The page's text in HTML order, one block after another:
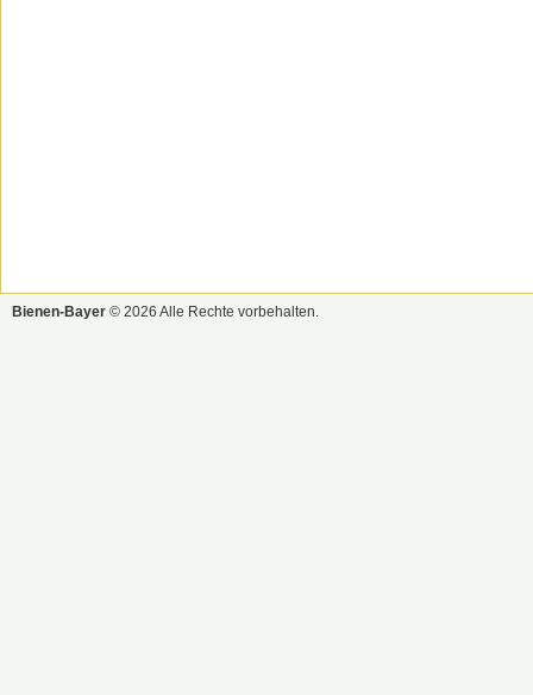
Bienen-Bayer © 2026 Alle Rechte vorbehalten.